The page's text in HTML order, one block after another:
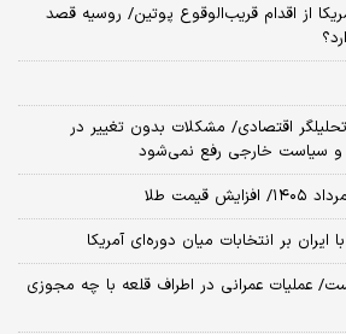
از اقدام قریب‌الوقوع پوتین/ روسیه قصد
اقتصادی/ مشکلات بدون تغییر در
و سیاست خارجی رفع نمی‌شود
ایران بر انتخابات میان دوره‌ای آمریکا
عملیات عمرانی در اطراف قلعه با چه مجوزی